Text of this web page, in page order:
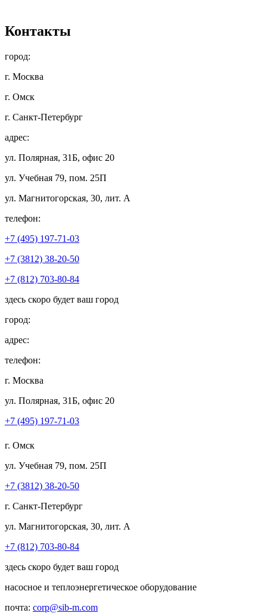
Контакты
город:
г. Москва
г. Омск
г. Санкт-Петербург
адрес:
ул. Полярная, 31Б, офис 20
ул. Учебная 79, пом. 25П
ул. Магнитогорская, 30, лит. А
телефон:
+7 (495) 197-71-03
+7 (3812) 38-20-50
+7 (812) 703-80-84
здесь скоро будет ваш город
город:
адрес:
телефон:
г. Москва
ул. Полярная, 31Б, офис 20
+7 (495) 197-71-03
г. Омск
ул. Учебная 79, пом. 25П
+7 (3812) 38-20-50
г. Санкт-Петербург
ул. Магнитогорская, 30, лит. А
+7 (812) 703-80-84
здесь скоро будет ваш город
насосное и теплоэнергетическое оборудование
почта: corp@sib-m.com